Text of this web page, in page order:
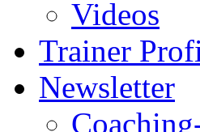
Videos
Trainer
Newsletter